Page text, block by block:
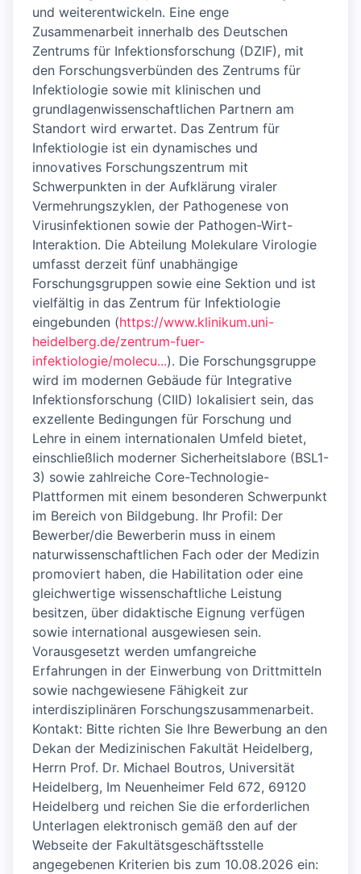
und weiterentwickeln. Eine enge
Zusammenarbeit innerhalb des Deutschen
Zentrums für Infektionsforschung (DZIF), mit
den Forschungsverbünden des Zentrums für
Infektiologie sowie mit klinischen und
grundlagenwissenschaftlichen Partnern am
Standort wird erwartet. Das Zentrum für
Infektiologie ist ein dynamisches und
innovatives Forschungszentrum mit
Schwerpunkten in der Aufklärung viraler
Vermehrungszyklen, der Pathogenese von
Virusinfektionen sowie der Pathogen-Wirt-
Interaktion. Die Abteilung Molekulare Virologie
umfasst derzeit fünf unabhängige
Forschungsgruppen sowie eine Sektion und ist
vielfältig in das Zentrum für Infektiologie
eingebunden (https://www.klinikum.uni-
heidelberg.de/zentrum-fuer-
infektiologie/molecu...). Die Forschungsgruppe
wird im modernen Gebäude für Integrative
Infektionsforschung (CIID) lokalisiert sein, das
exzellente Bedingungen für Forschung und
Lehre in einem internationalen Umfeld bietet,
einschließlich moderner Sicherheitslabore (BSL1-
3) sowie zahlreiche Core-Technologie-
Plattformen mit einem besonderen Schwerpunkt
im Bereich von Bildgebung. Ihr Profil: Der
Bewerber/die Bewerberin muss in einem
naturwissenschaftlichen Fach oder der Medizin
promoviert haben, die Habilitation oder eine
gleichwertige wissenschaftliche Leistung
besitzen, über didaktische Eignung verfügen
sowie international ausgewiesen sein.
Vorausgesetzt werden umfangreiche
Erfahrungen in der Einwerbung von Drittmitteln
sowie nachgewiesene Fähigkeit zur
interdisziplinären Forschungszusammenarbeit.
Kontakt: Bitte richten Sie Ihre Bewerbung an den
Dekan der Medizinischen Fakultät Heidelberg,
Herrn Prof. Dr. Michael Boutros, Universität
Heidelberg, Im Neuenheimer Feld 672, 69120
Heidelberg und reichen Sie die erforderlichen
Unterlagen elektronisch gemäß den auf der
Webseite der Fakultätsgeschäftsstelle
angegebenen Kriterien bis zum 10.08.2026 ein: